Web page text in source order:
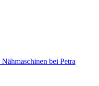
bei Petra